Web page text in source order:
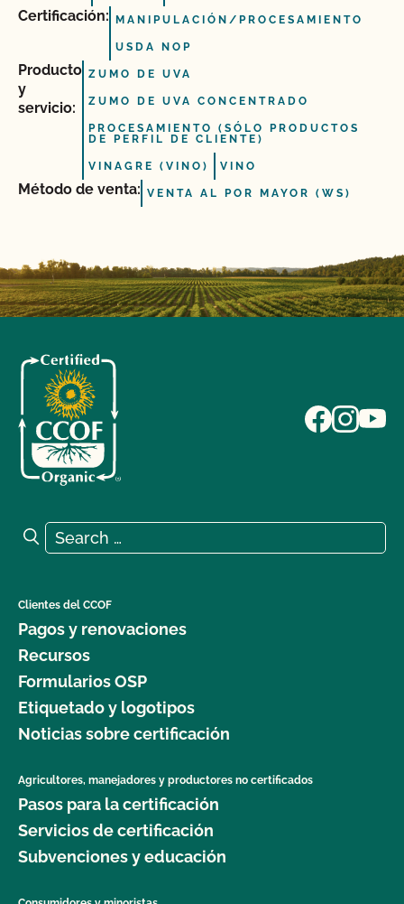
Certificación: MANIPULACIÓN/PROCESAMIENTO
USDA NOP
Producto
y
servicio:
ZUMO DE UVA
ZUMO DE UVA CONCENTRADO
PROCESAMIENTO (SÓLO PRODUCTOS
DE PERFIL DE CLIENTE)
VINAGRE (VINO) VINO
Método de venta: VENTA AL POR MAYOR (WS)
Search for:
Search
Clientes del CCOF
Pagos y renovaciones
Recursos
Formularios OSP
Etiquetado y logotipos
Noticias sobre certificación
Agricultores, manejadores y productores no certificados
Pasos para la certificación
Servicios de certificación
Subvenciones y educación